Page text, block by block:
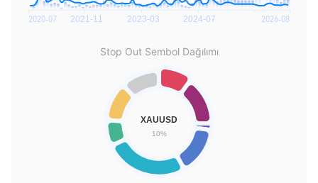
Stop Out Sembol Dağılımı